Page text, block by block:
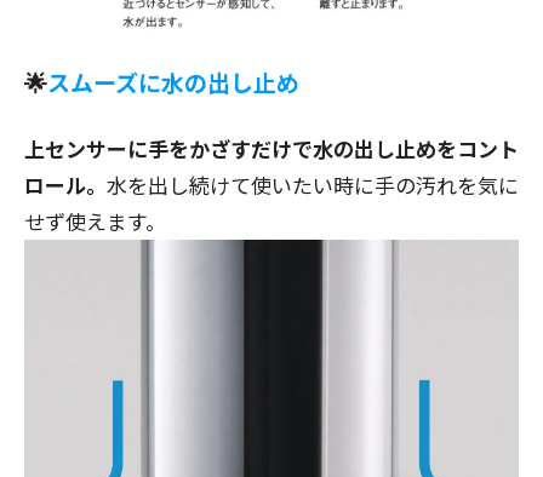
🌟スムーズに水の出し止め
上センサーに手をかざすだけで水の出し止めをコント
ロール。 水を出し続けて使いたい時に手の汚れを気に
せず使えます。